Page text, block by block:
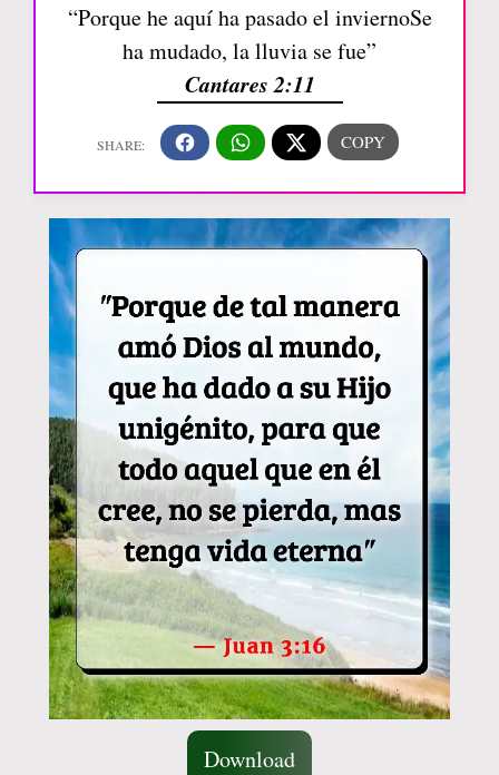
“Porque he aquí ha pasado el inviernoSe
ha mudado, la lluvia se fue”
Cantares 2:11
Download